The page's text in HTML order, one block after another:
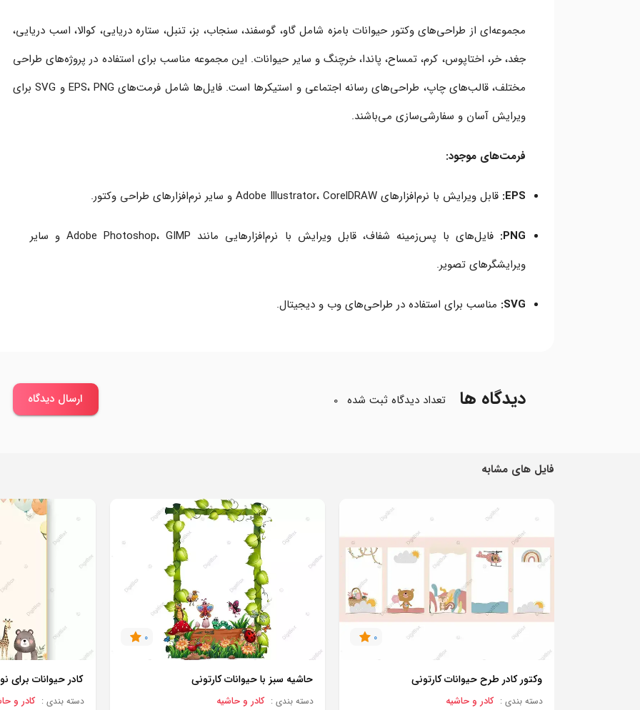
مجموعه‌ای از طراحی‌های وکتور حیوانات بامزه شامل گاو، گوسفند، سنجاب، بز، تنبل، ستاره دریایی، کوالا، اسب دریایی،
جغد، خر، اختاپوس، کرم، تمساح، پاندا، خرچنگ و سایر حیوانات. این مجموعه مناسب برای استفاده در پروژه‌های طراحی
مختلف، قالب‌های چاپ، طراحی‌های رسانه اجتماعی و استیکرها است. فایل‌ها شامل فرمت‌های EPS، PNG و SVG برای
ویرایش آسان و سفارشی‌سازی می‌باشند.
فرمت‌های موجود:
EPS: قابل ویرایش با نرم‌افزارهای Adobe Illustrator، CorelDRAW و سایر نرم‌افزارهای طراحی وکتور.
PNG:
فایل‌های با پس‌زمینه شفاف، قابل ویرایش با نرم‌افزارهایی مانند Adobe Photoshop، GIMP و سایر
ویرایشگرهای تصویر.
SVG: مناسب برای استفاده در طراحی‌های وب و دیجیتال.
دیدگاه ها تعداد دیدگاه ثبت شده 0 ارسال دیدگاه
فایل های مشابه
0
وکتور کادر طرح حیوانات کارتونی
دسته بندی : کادر و حاشیه
0
حاشیه سبز با حیوانات کارتونی
دسته بندی : کادر و حاشیه
کادر حیوانات برای
دسته بندی : کادر و